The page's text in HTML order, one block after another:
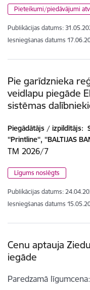
Pieteikumi/piedāvājumi
Publikācijas datums:
Iesniegšanas datums
Pie garīdznieka
veidlapu piegāde
sistēmas
Piegādātājs / izpildītājs:
''Printline'', ''BALTIJAS
TM 2026/7
Līgums noslēgts
Publikācijas datums:
Iesniegšanas datums
Cenu aptauja
iegāde
Paredzamā līgumcena